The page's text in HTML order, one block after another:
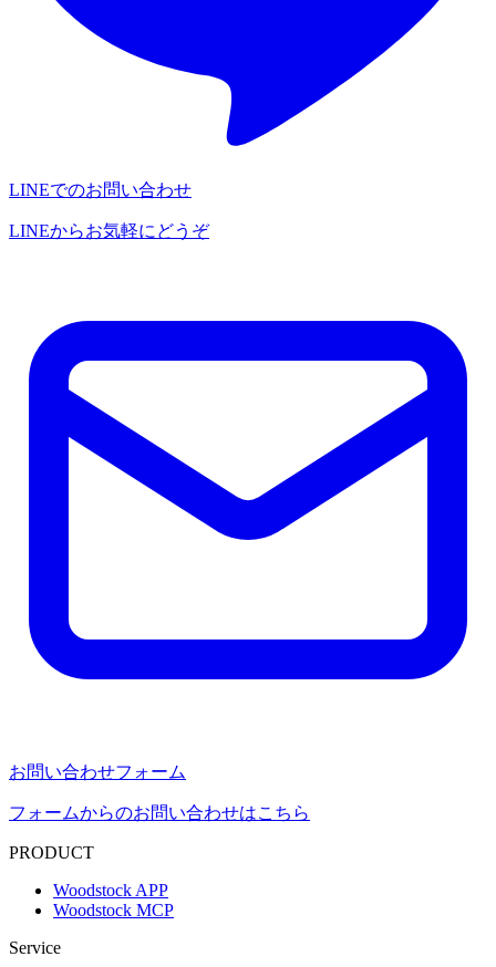
LINEでのお問い合わせ
LINEからお気軽にどうぞ
お問い合わせフォーム
フォームからのお問い合わせはこちら
PRODUCT
Woodstock APP
Woodstock MCP
Service